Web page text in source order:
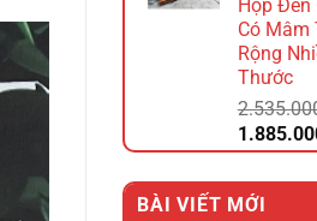
Hộp Đèn
Có Mâm
Rộng
Thước
Giá
gốc
là:
2.535.000
BÀI VIẾT MỚI